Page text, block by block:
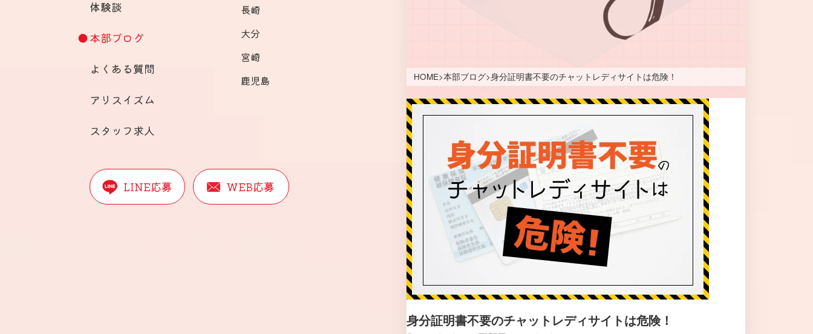
体験談
本部ブログ
よくある質問
アリスイズム
スタッフ求人
長崎
大分
宮崎
鹿児島
LINE応募 WEB応募
HOME>本部ブログ>身分証明書不要のチャットレディサイトは危険！
身分証明書不要のチャットレディサイトは危険！